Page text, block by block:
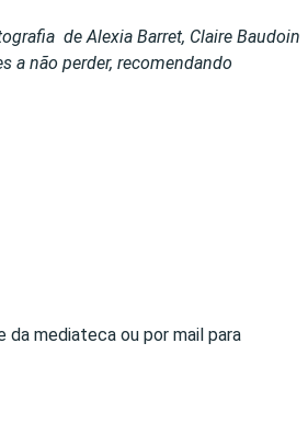
de Alexia Barret, Claire Baudoin
a não perder, recomendando
da mediateca ou por mail para